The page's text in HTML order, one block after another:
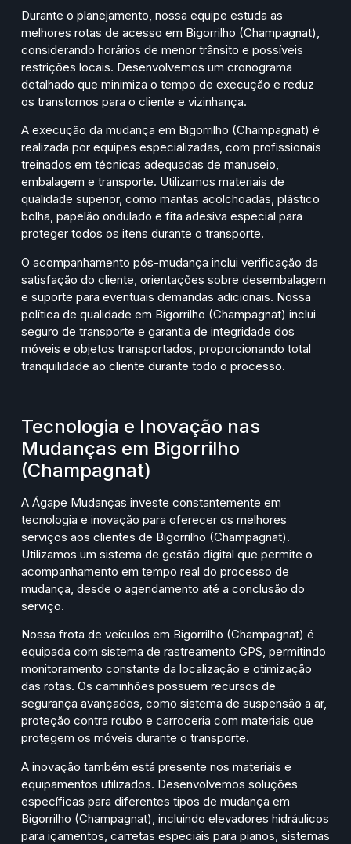
Durante o planejamento, nossa equipe estuda as
melhores rotas de acesso em Bigorrilho (Champagnat),
considerando horários de menor trânsito e possíveis
restrições locais. Desenvolvemos um cronograma
detalhado que minimiza o tempo de execução e reduz
os transtornos para o cliente e vizinhança.
A execução da mudança em Bigorrilho (Champagnat) é
realizada por equipes especializadas, com profissionais
treinados em técnicas adequadas de manuseio,
embalagem e transporte. Utilizamos materiais de
qualidade superior, como mantas acolchoadas, plástico
bolha, papelão ondulado e fita adesiva especial para
proteger todos os itens durante o transporte.
O acompanhamento pós-mudança inclui verificação da
satisfação do cliente, orientações sobre desembalagem
e suporte para eventuais demandas adicionais. Nossa
política de qualidade em Bigorrilho (Champagnat) inclui
seguro de transporte e garantia de integridade dos
móveis e objetos transportados, proporcionando total
tranquilidade ao cliente durante todo o processo.
Tecnologia e Inovação nas
Mudanças em Bigorrilho
(Champagnat)
A Ágape Mudanças investe constantemente em
tecnologia e inovação para oferecer os melhores
serviços aos clientes de Bigorrilho (Champagnat).
Utilizamos um sistema de gestão digital que permite o
acompanhamento em tempo real do processo de
mudança, desde o agendamento até a conclusão do
serviço.
Nossa frota de veículos em Bigorrilho (Champagnat) é
equipada com sistema de rastreamento GPS, permitindo
monitoramento constante da localização e otimização
das rotas. Os caminhões possuem recursos de
segurança avançados, como sistema de suspensão a ar,
proteção contra roubo e carroceria com materiais que
protegem os móveis durante o transporte.
A inovação também está presente nos materiais e
equipamentos utilizados. Desenvolvemos soluções
específicas para diferentes tipos de mudança em
Bigorrilho (Champagnat), incluindo elevadores hidráulicos
para içamentos, carretas especiais para pianos, sistemas